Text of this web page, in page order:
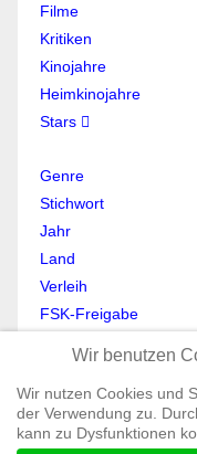
Filme
Kritiken
Kinojahre
Heimkinojahre
Stars
Genre
Stichwort
Jahr
Land
Verleih
FSK-Freigabe
Mein Profil
Registrieren
Wir benutzen
Wir nutzen Cookies und
der Verwendung zu.
kann zu Dysfunktionen